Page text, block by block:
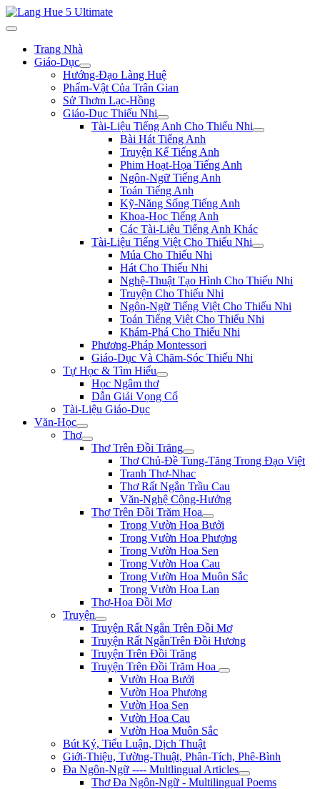
Trang Nhà
Giáo-Dục
Hướng-Đạo Làng Huệ
Phẩm-Vật Của Trân Gian
Sử Thơm Lạc-Hồng
Giáo-Dục Thiếu Nhi
Tài-Liệu Tiếng Anh Cho Thiếu Nhi
Bài Hát Tiếng Anh
Truyện Kể Tiếng Anh
Phim Hoạt-Họa Tiếng Anh
Ngôn-Ngữ Tiếng Anh
Toán Tiếng Anh
Kỹ-Năng Sống Tiếng Anh
Khoa-Học Tiếng Anh
Các Tài-Liệu Tiếng Anh Khác
Tài-Liệu Tiếng Việt Cho Thiếu Nhi
Múa Cho Thiếu Nhi
Hát Cho Thiếu Nhi
Nghệ-Thuật Tạo Hình Cho Thiếu Nhi
Truyện Cho Thiếu Nhi
Ngôn-Ngữ Tiếng Việt Cho Thiếu Nhi
Toán Tiếng Việt Cho Thiếu Nhi
Khám-Phá Cho Thiếu Nhi
Phương-Pháp Montessori
Giáo-Dục Và Chăm-Sóc Thiếu Nhi
Tự Học & Tìm Hiểu
Học Ngâm thơ
Dẫn Giải Vọng Cổ
Tài-Liệu Giáo-Dục
Văn-Học
Thơ
Thơ Trên Đồi Trăng
Thơ Chủ-Đề Tung-Tăng Trong Đạo Việt
Tranh Thơ-Nhac
Thơ Rất Ngắn Trầu Cau
Văn-Nghệ Cộng-Hưởng
Thơ Trên Đồi Trăm Hoa
Trong Vườn Hoa Bưởi
Trong Vườn Hoa Phượng
Trong Vườn Hoa Sen
Trong Vườn Hoa Cau
Trong Vườn Hoa Muôn Sắc
Trong Vườn Hoa Lan
Thơ-Họa Đồi Mơ
Truyện
Truyện Rất Ngắn Trên Đồi Mơ
Truyện Rất NgắnTrên Đồi Hương
Truyện Trên Đồi Trăng
Truyện Trên Đồi Trăm Hoa
Vườn Hoa Bưởi
Vườn Hoa Phượng
Vườn Hoa Sen
Vườn Hoa Cau
Vườn Hoa Muôn Sắc
Bút Ký, Tiểu Luận, Dịch Thuật
Giới-Thiệu, Tường-Thuật, Phân-Tích, Phê-Bình
Đa Ngôn-Ngữ ---- Multlingual Articles
Thơ Đa Ngôn-Ngữ - Multilingual Poems